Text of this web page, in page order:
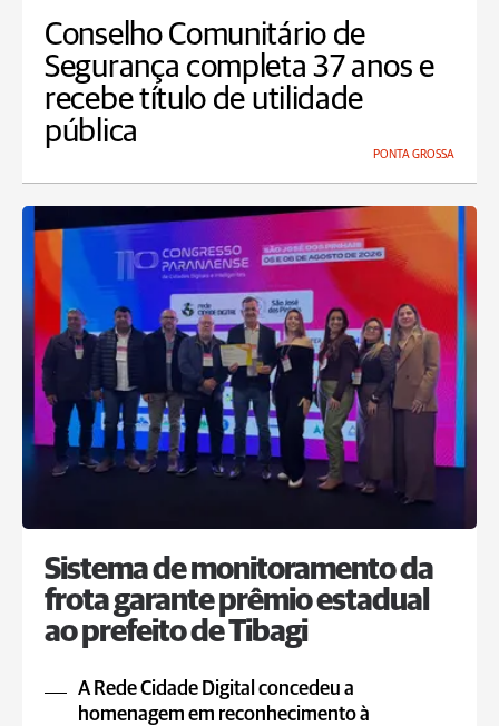
Conselho Comunitário de
Segurança completa 37 anos e
recebe título de utilidade
pública
PONTA GROSSA
Sistema de monitoramento da
frota garante prêmio estadual
ao prefeito de Tibagi
A Rede Cidade Digital concedeu a
homenagem em reconhecimento à